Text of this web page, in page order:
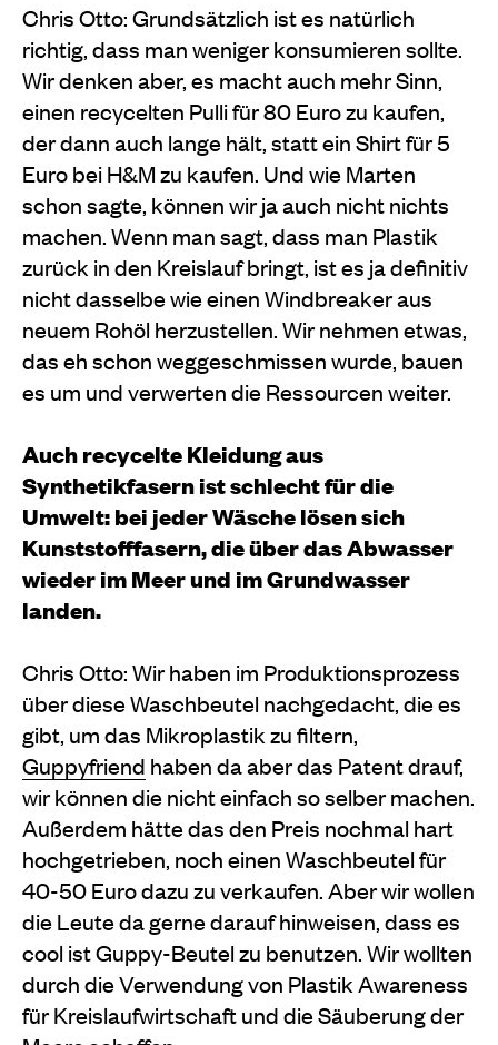
Chris Otto: Grundsätzlich ist es natürlich
richtig, dass man weniger konsumieren sollte.
Wir denken aber, es macht auch mehr Sinn,
einen recycelten Pulli für 80 Euro zu kaufen,
der dann auch lange hält, statt ein Shirt für 5
Euro bei H&M zu kaufen. Und wie Marten
schon sagte, können wir ja auch nicht nichts
machen. Wenn man sagt, dass man Plastik
zurück in den Kreislauf bringt, ist es ja definitiv
nicht dasselbe wie einen Windbreaker aus
neuem Rohöl herzustellen. Wir nehmen etwas,
das eh schon weggeschmissen wurde, bauen
es um und verwerten die Ressourcen weiter.
Auch recycelte Kleidung aus
Synthetikfasern ist schlecht für die
Umwelt: bei jeder Wäsche lösen sich
Kunststofffasern, die über das Abwasser
wieder im Meer und im Grundwasser
landen.
Chris Otto: Wir haben im Produktionsprozess
über diese Waschbeutel nachgedacht, die es
gibt, um das Mikroplastik zu filtern,
Guppyfriend haben da aber das Patent drauf,
wir können die nicht einfach so selber machen.
Außerdem hätte das den Preis nochmal hart
hochgetrieben, noch einen Waschbeutel für
40-50 Euro dazu zu verkaufen. Aber wir wollen
die Leute da gerne darauf hinweisen, dass es
cool ist Guppy-Beutel zu benutzen. Wir wollten
durch die Verwendung von Plastik Awareness
für Kreislaufwirtschaft und die Säuberung der